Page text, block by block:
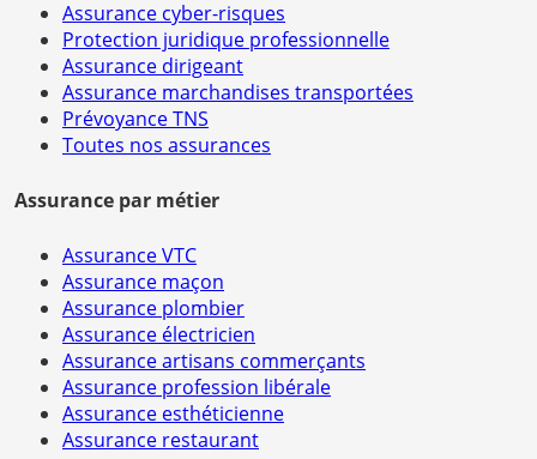
Assurance cyber-risques
Protection juridique professionnelle
Assurance dirigeant
Assurance marchandises transportées
Prévoyance TNS
Toutes nos assurances
Assurance par métier
Assurance VTC
Assurance maçon
Assurance plombier
Assurance électricien
Assurance artisans commerçants
Assurance profession libérale
Assurance esthéticienne
Assurance restaurant